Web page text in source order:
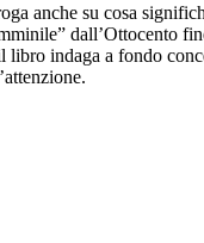
anche su cosa
dall’Ottocento
indaga a fondo